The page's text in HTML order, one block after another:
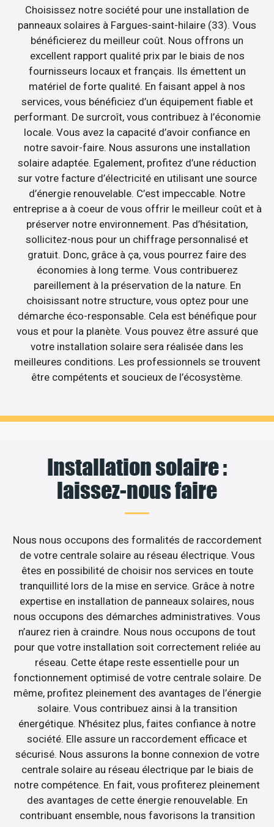
Choisissez notre société pour une installation de
panneaux solaires à Fargues-saint-hilaire (33). Vous
bénéficierez du meilleur coût. Nous offrons un
excellent rapport qualité prix par le biais de nos
fournisseurs locaux et français. Ils émettent un
matériel de forte qualité. En faisant appel à nos
services, vous bénéficiez d’un équipement fiable et
performant. De surcroît, vous contribuez à l’économie
locale. Vous avez la capacité d’avoir confiance en
notre savoir-faire. Nous assurons une installation
solaire adaptée. Egalement, profitez d’une réduction
sur votre facture d’électricité en utilisant une source
d’énergie renouvelable. C’est impeccable. Notre
entreprise a à coeur de vous offrir le meilleur coût et à
préserver notre environnement. Pas d’hésitation,
sollicitez-nous pour un chiffrage personnalisé et
gratuit. Donc, grâce à ça, vous pourrez faire des
économies à long terme. Vous contribuerez
pareillement à la préservation de la nature. En
choisissant notre structure, vous optez pour une
démarche éco-responsable. Cela est bénéfique pour
vous et pour la planète. Vous pouvez être assuré que
votre installation solaire sera réalisée dans les
meilleures conditions. Les professionnels se trouvent
être compétents et soucieux de l’écosystème.
Installation solaire :
laissez-nous faire
Nous nous occupons des formalités de raccordement
de votre centrale solaire au réseau électrique. Vous
êtes en possibilité de choisir nos services en toute
tranquillité lors de la mise en service. Grâce à notre
expertise en installation de panneaux solaires, nous
nous occupons des démarches administratives. Vous
n’aurez rien à craindre. Nous nous occupons de tout
pour que votre installation soit correctement reliée au
réseau. Cette étape reste essentielle pour un
fonctionnement optimisé de votre centrale solaire. De
même, profitez pleinement des avantages de l’énergie
solaire. Vous contribuez ainsi à la transition
énergétique. N’hésitez plus, faites confiance à notre
société. Elle assure un raccordement efficace et
sécurisé. Nous assurons la bonne connexion de votre
centrale solaire au réseau électrique par le biais de
notre compétence. En fait, vous profiterez pleinement
des avantages de cette énergie renouvelable. En
contribuant ensemble, nous favorisons la transition